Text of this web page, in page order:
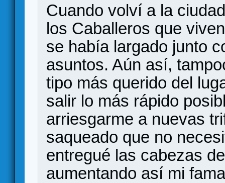
Cuando volví a la
los Caballeros que
se había largado junto
asuntos. Aún así,
tipo más querido del
salir lo más rápido
arriesgarme a nuevas
saqueado que no
entregué las cabezas
aumentando así mi